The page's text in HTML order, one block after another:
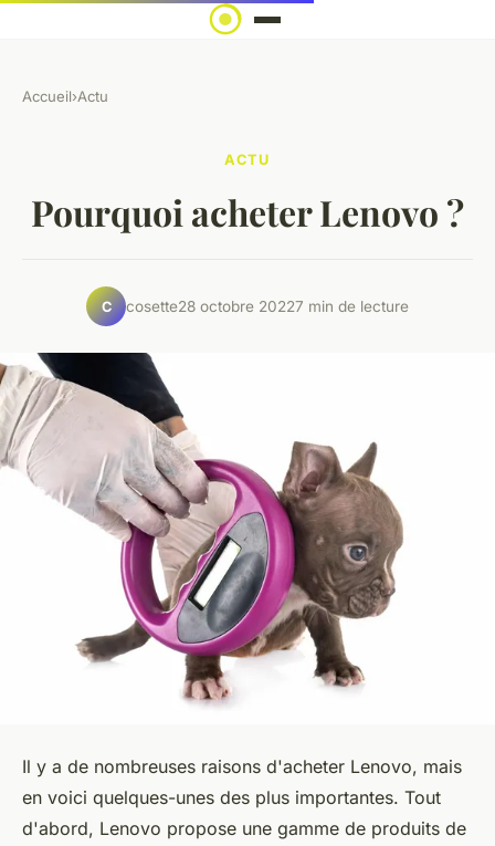
Accueil›Actu
ACTU
Pourquoi acheter Lenovo ?
C cosette28 octobre 20227 min de lecture
Il y a de nombreuses raisons d'acheter Lenovo, mais
en voici quelques-unes des plus importantes. Tout
d'abord, Lenovo propose une gamme de produits de